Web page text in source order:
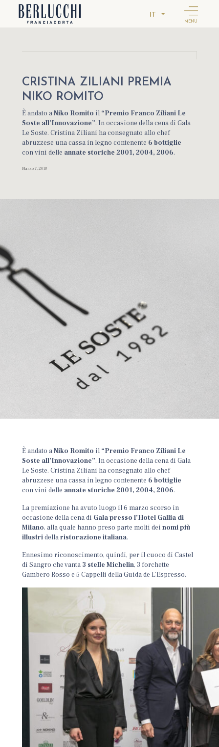
IT
MENU
CRISTINA ZILIANI PREMIA
NIKO ROMITO
È andato aNiko Romito il “Premio Franco Ziliani Le
Soste all’Innovazione”. In occasione della cena di Gala
Le Soste. Cristina Ziliani ha consegnato allo chef
abruzzese una cassa in legno contenente 6 bottiglie
convini delle annate storiche 2001, 2004, 2006.
Marzo 7, 2018
È andato aNiko Romito il “Premio Franco Ziliani Le
Soste all’Innovazione”. In occasione della cena di Gala
Le Soste. Cristina Ziliani ha consegnato allo chef
abruzzese una cassa in legno contenente 6 bottiglie
convini delle annate storiche 2001, 2004, 2006.
La premiazione ha avuto luogo il 6 marzo scorso in
occasione della cena di Gala presso l’Hotel Gallia di
Milano, alla quale hanno preso parte molti deinomi più
illustridellaristorazione italiana.
Ennesimo riconoscimento, quindi, per il cuoco di Castel
di Sangro che vanta 3 stelle Michelin, 3 forchette
Gambero Rosso e 5 Cappelli della Guida de L’Espresso.